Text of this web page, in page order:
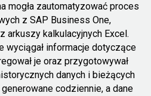
mogła zautomatyzować proces
z SAP Business One,
arkuszy kalkulacyjnych Excel.
wyciągał informacje dotyczące
je oraz przygotowywał
danych i bieżących
codziennie, a dane